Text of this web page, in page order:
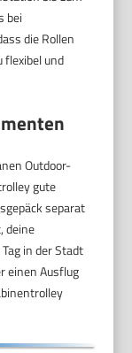
bei
die Rollen
flexibel und
Outdoor-
gute
separat
deine
in der Stadt
einen Ausflug